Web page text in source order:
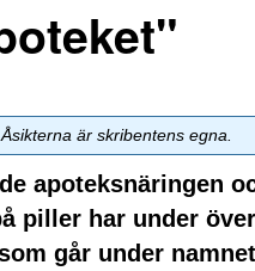
är skribentens egna.
apoteksnäringen
piller har under
går under